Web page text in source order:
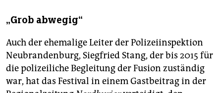
„Grob abwegig“
Auch der ehemalige Leiter der Polizeiinspektion
Neubrandenburg, Siegfried Stang, der bis 2015 für
die polizeiliche Begleitung der Fusion zuständig
war, hat das Festival in einem Gastbeitrag in der